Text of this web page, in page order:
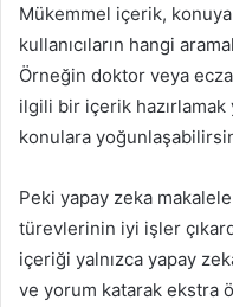
Mükemmel içerik,
kullanıcıların hangi
Örneğin doktor veya
ilgili bir içerik
konulara
Peki yapay zeka
türevlerinin iyi işler
içeriği yalnızca yapay
ve yorum katarak ekstra